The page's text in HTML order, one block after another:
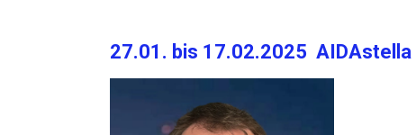
27.01. bis 17.02.2025 AIDAstella